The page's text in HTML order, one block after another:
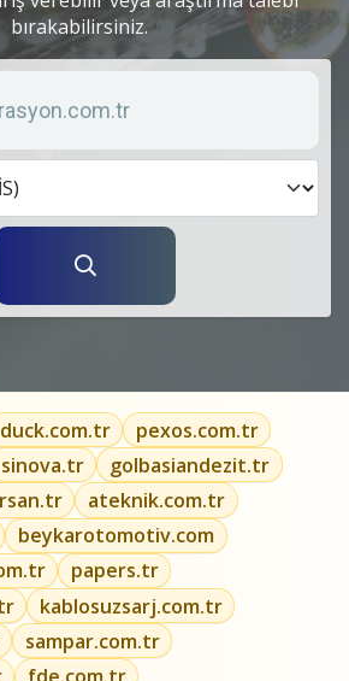
bırakabilirsiniz.
duck.com.tr
pexos.com.tr
sinova.tr
golbasiandezit.tr
ateknik.com.tr
beykarotomotiv.com
papers.tr
kablosuzsarj.com.tr
sampar.com.tr